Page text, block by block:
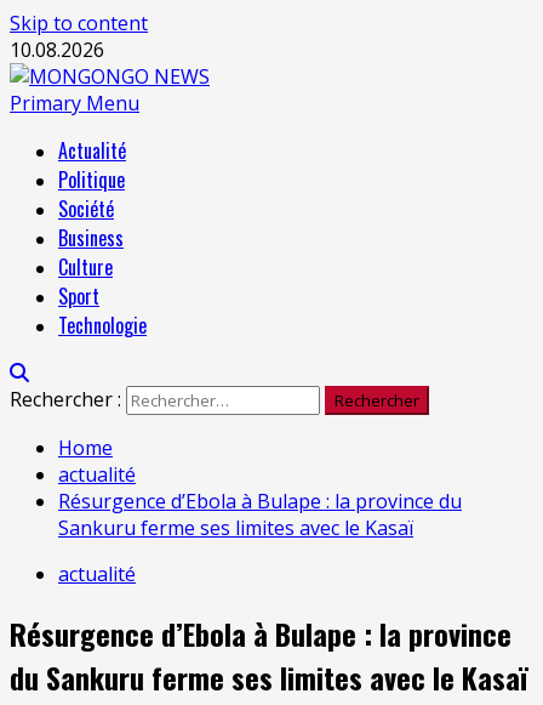
Skip to content
10.08.2026
Primary Menu
Actualité
Politique
Société
Business
Culture
Sport
Technologie
Rechercher :
Home
actualité
Résurgence d’Ebola à Bulape : la province du
Sankuru ferme ses limites avec le Kasaï
actualité
Résurgence d’Ebola à Bulape : la province
du Sankuru ferme ses limites avec le Kasaï